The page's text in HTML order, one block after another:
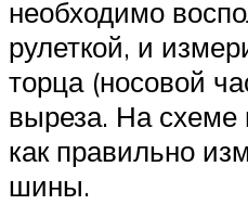
необходимо
рулеткой, и
торца (носовой
выреза. На схеме
как правильно
шины.